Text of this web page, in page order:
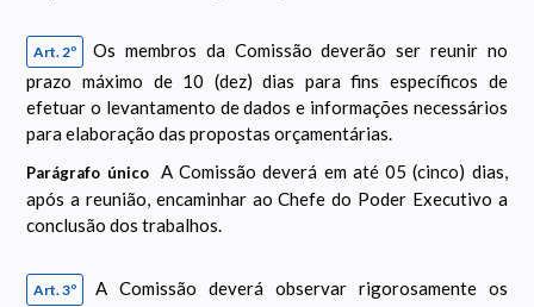
Art. 2º
Os membros da Comissão deverão ser reunir no
prazo máximo de 10 (dez) dias para fins específicos de
efetuar o levantamento de dados e informações necessários
para elaboração das propostas orçamentárias.
Parágrafo único
A Comissão deverá em até 05 (cinco) dias,
após a reunião, encaminhar ao Chefe do Poder Executivo a
conclusão dos trabalhos.
Art. 3º
A Comissão deverá observar rigorosamente os